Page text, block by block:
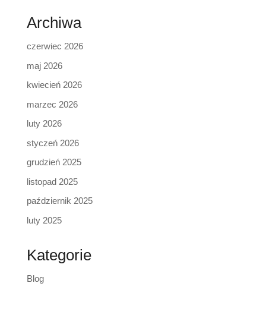
Archiwa
czerwiec 2026
maj 2026
kwiecień 2026
marzec 2026
luty 2026
styczeń 2026
grudzień 2025
listopad 2025
październik 2025
luty 2025
Kategorie
Blog